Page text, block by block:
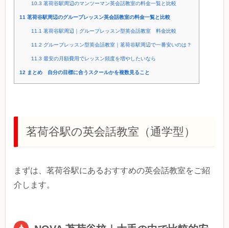
10.3 茗荷谷駅周辺のマンツーマン英会話教室の料金一覧と比較
11 茗荷谷駅周辺のグループレッスン英会話教室の料金一覧と比較
11.1 茗荷谷駅周辺｜グループレッスン型英会話教室 料金比較
11.2 グループレッスン型英会話教室｜茗荷谷駅周辺で一番安いのは？
11.3 最安の月額費用でレッスン頻度を増やしたいなら
12 まとめ 自分の目標に合うスクールかを複数見ること
茗荷谷駅の英会話教室（通学型）
まずは、茗荷谷駅にあるおすすめの英会話教室をご紹
介します。